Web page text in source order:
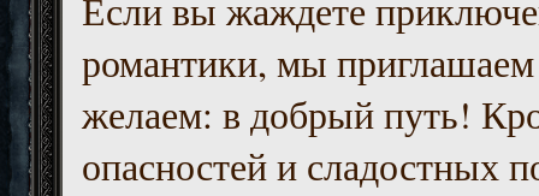
Если вы жаждете
романтики, мы приглашаем
желаем: в добрый путь!
опасностей и сладостных